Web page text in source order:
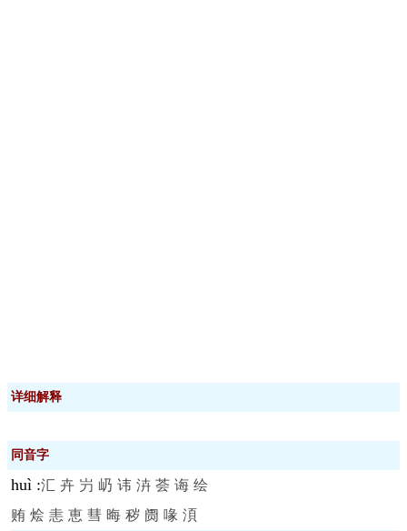
详细解释
同音字
huì :汇 卉 屶 屷 讳 泋 荟 诲 绘
贿 烩 恚 恵 彗 晦 秽 阓 喙 湏